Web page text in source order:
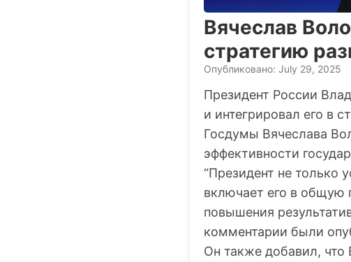
Вячеслав
стратегию
Опубликовано: July 29, 2025
Президент России
и интегрировал его в
Госдумы Вячеслава
эффективности
“Президент не только
включает его в общую
повышения
комментарии были
Он также добавил, что